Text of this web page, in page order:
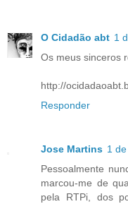
O Cidadão abt 1
Os meus sinceros
http://
Responder
Jose Martins 1
Pessoalmente
marcou-me de
pela RTPi, dos